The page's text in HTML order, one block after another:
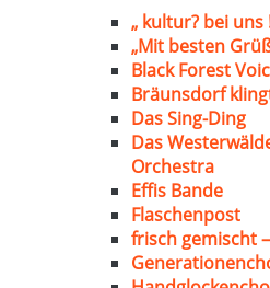
„ kultur? bei uns
„Mit besten
Black Forest
Bräunsdorf
Das Sing-Ding
Das
Orchestra
Effis Bande
Flaschenpost
frisch gemischt